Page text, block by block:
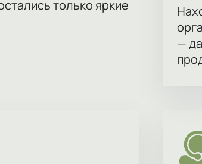
моноспектакль Евгения
Евгения Гришковца «Когда я боюсь?»
спектакля — стоимость зависит от
оформления заказа.
— менеджер поможет выбрать
и описание процесса оплаты. Узнать
только яркие
—